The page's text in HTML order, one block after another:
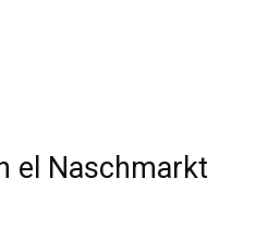
el Naschmarkt